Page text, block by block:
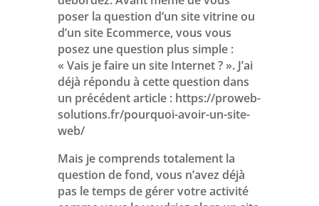
poser la question d’un site vitrine ou
d’un site Ecommerce, vous vous
posez une question plus simple :
« Vais je faire un site Internet ? ». J’ai
déjà répondu à cette question dans
un précédent article : https://proweb-
solutions.fr/pourquoi-avoir-un-site-
web/
Mais je comprends totalement la
question de fond, vous n’avez déjà
pas le temps de gérer votre activité